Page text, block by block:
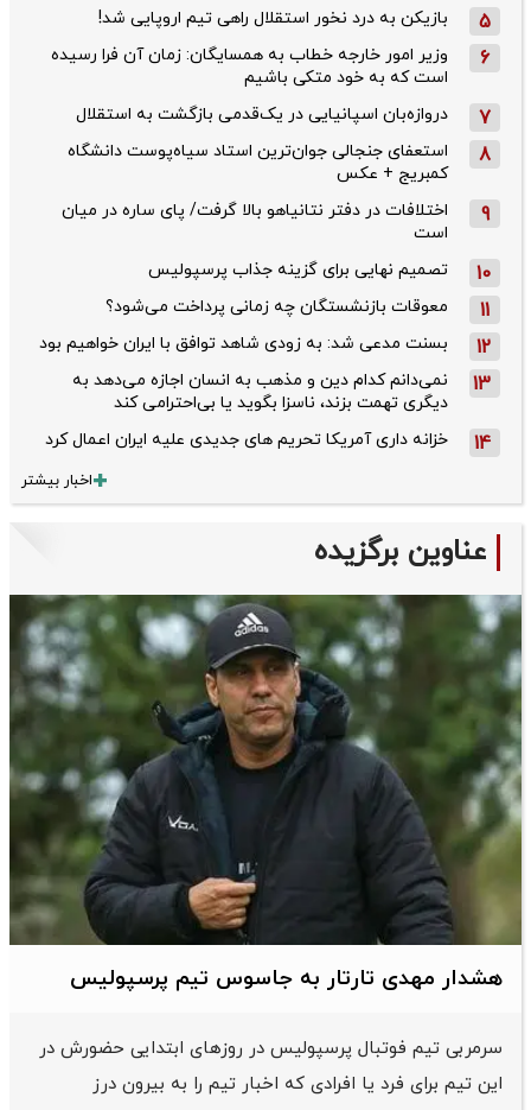
5 بازیکن به درد نخور استقلال راهی تیم اروپایی شد!
6
وزیر امور خارجه خطاب به همسایگان: زمان آن فرا رسیده
است که به خود متکی باشیم
7 دروازه‌بان اسپانیایی در یک‌قدمی بازگشت به استقلال
8
استعفای جنجالی جوان‌ترین استاد سیاه‌پوست دانشگاه
کمبریج + عکس
9
اختلافات در دفتر نتانیاهو بالا گرفت/ پای ساره در میان
است
10 تصمیم نهایی برای گزینه جذاب پرسپولیس
11 معوقات بازنشستگان چه زمانی پرداخت می‌شود؟
12 بسنت مدعی شد: به زودی شاهد توافق با ایران خواهیم بود
13
نمی‌دانم کدام دین و مذهب به انسان اجازه می‌دهد به
دیگری تهمت بزند، ناسزا بگوید یا بی‌احترامی کند
14 خزانه داری آمریکا تحریم های جدیدی علیه ایران اعمال کرد
اخبار بیشتر
عناوین برگزیده
هشدار مهدی تارتار به جاسوس تیم پرسپولیس
سرمربی تیم فوتبال پرسپولیس در روزهای ابتدایی حضورش در
این تیم برای فرد یا افرادی که اخبار تیم را به بیرون درز